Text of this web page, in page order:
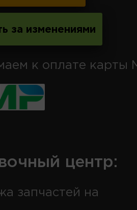
за изменениями
к оплате карты
центр:
запчастей на